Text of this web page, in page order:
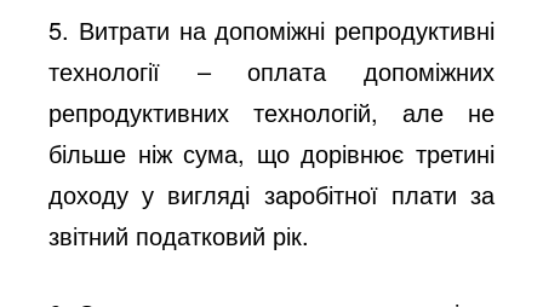
5. Витрати на допоміжні репродуктивні
технології – оплата допоміжних
репродуктивних технологій, але не
більше ніж сума, що дорівнює третині
доходу у вигляді заробітної плати за
звітний податковий рік.